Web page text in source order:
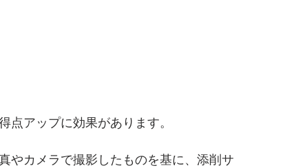
アップに効果があります。
やカメラで撮影したものを基に、添削サ